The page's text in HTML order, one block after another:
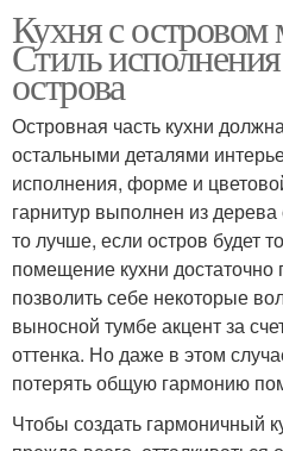
Кухня с
Стиль
острова
Островная часть кухни
остальными деталями
исполнения, форме и
гарнитур выполнен из
то лучше, если остров будет
помещение кухни
позволить себе некоторые
выносной тумбе акцент за
оттенка. Но даже в этом
потерять общую гармонию
Чтобы создать гармоничный